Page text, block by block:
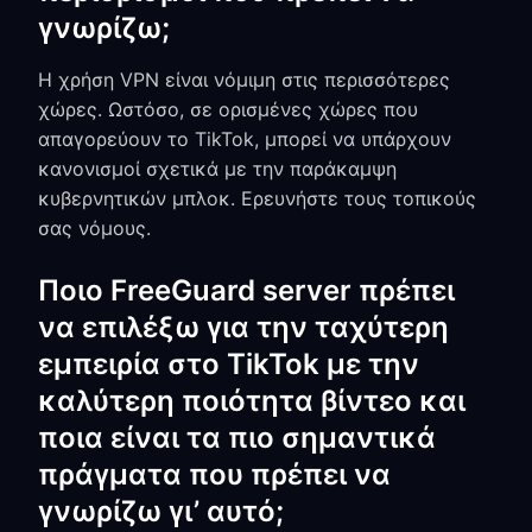
γνωρίζω;
Η χρήση VPN είναι νόμιμη στις περισσότερες
χώρες. Ωστόσο, σε ορισμένες χώρες που
απαγορεύουν το TikTok, μπορεί να υπάρχουν
κανονισμοί σχετικά με την παράκαμψη
κυβερνητικών μπλοκ. Ερευνήστε τους τοπικούς
σας νόμους.
Ποιο FreeGuard server πρέπει
να επιλέξω για την ταχύτερη
εμπειρία στο TikTok με την
καλύτερη ποιότητα βίντεο και
ποια είναι τα πιο σημαντικά
πράγματα που πρέπει να
γνωρίζω γι’ αυτό;